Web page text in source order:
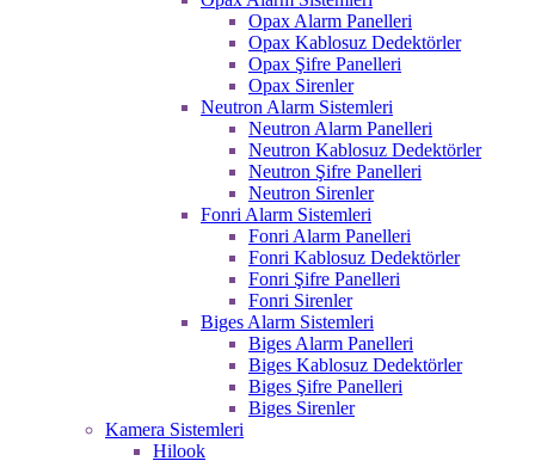
Opax Alarm Panelleri
Opax Kablosuz Dedektörler
Opax Şifre Panelleri
Opax Sirenler
Neutron Alarm Sistemleri
Neutron Alarm Panelleri
Neutron Kablosuz Dedektörler
Neutron Şifre Panelleri
Neutron Sirenler
Fonri Alarm Sistemleri
Fonri Alarm Panelleri
Fonri Kablosuz Dedektörler
Fonri Şifre Panelleri
Fonri Sirenler
Biges Alarm Sistemleri
Biges Alarm Panelleri
Biges Kablosuz Dedektörler
Biges Şifre Panelleri
Biges Sirenler
Kamera Sistemleri
Hilook